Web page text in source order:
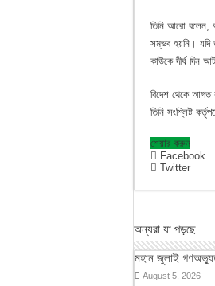
তিনি আরো বলেন,
সম্ভব হয়নি। যদি
কাউকে দীর্ঘ দিন
বিদেশ থেকে আগত
তিনি সংশ্লিষ্ট
শেয়ার করুন
Facebook
Twitter
অন্যরা যা পড়ছে
মহান জুলাই
August 5, 2026